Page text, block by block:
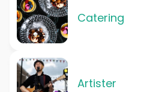
Catering
Artister